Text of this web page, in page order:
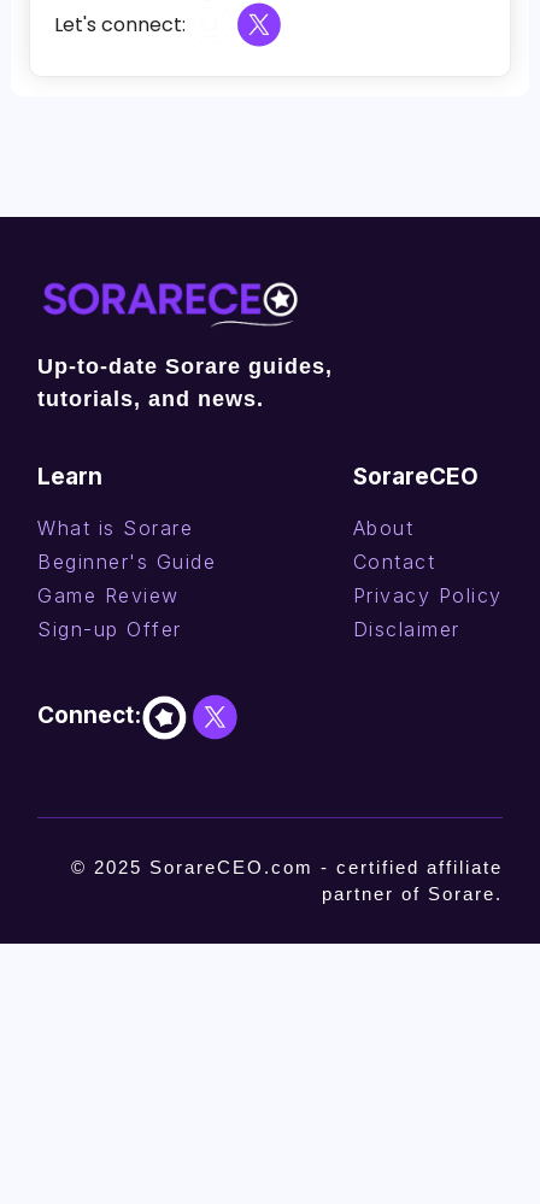
Let's connect:
Up-to-date Sorare guides,
tutorials, and news.
Learn
What is Sorare
Beginner's Guide
Game Review
Sign-up Offer
SorareCEO
About
Contact
Privacy Policy
Disclaimer
Connect:
© 2025 SorareCEO.com - certified affiliate
partner of Sorare.